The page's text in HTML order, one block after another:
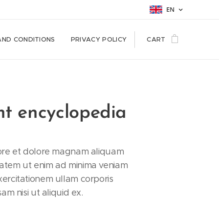
EN
CONDITIONS PRIVACY POLICY CART
encyclopedia
et dolore magnam aliquam
ut enim ad minima veniam
ullam corporis
nisi ut aliquid ex.